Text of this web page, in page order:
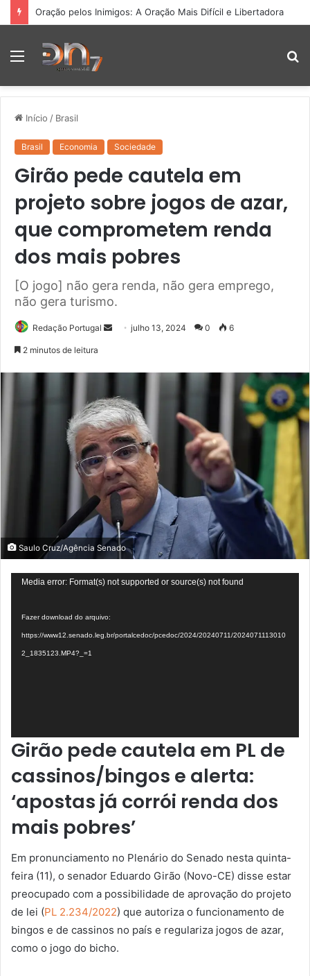
Pesquisadores da UFG desenvolvem IA para interpretar DNA
Menu
Início / Brasil
Brasil Economia Sociedade
Girão pede cautela em
projeto sobre jogos de azar,
que comprometem renda
dos mais pobres
[O jogo] não gera renda, não gera emprego,
não gera turismo.
Redação Portugal
Mandejulho 13, 2024 0 6
2 minutos de leitura
Saulo Cruz/Agência Senado
Tocador
vídeo
Media error: Format(s) not supported or source(s) not found
Fazer download do arquivo:
https://www12.senado.leg.br/portalcedoc/pcedoc/2024/20240711/2024071113010
2_1835123.MP4?_=1
Girão pede cautela em PL de
cassinos/bingos e alerta:
‘apostas já corrói renda dos
mais pobres’
Em pronunciamento no Plenário do Senado nesta quinta-
feira (11), o senador Eduardo Girão (Novo-CE) disse estar
preocupado com a possibilidade de aprovação do projeto
de lei (PL 2.234/2022) que autoriza o funcionamento de
bingos e de cassinos no país e regulariza jogos de azar,
como o jogo do bicho.